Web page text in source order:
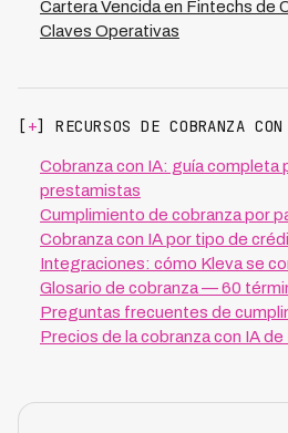
Cartera Vencida en Fintechs de
Claves Operativas
[ +] RECURSOS DE COBRANZA
Cobranza con IA: guía completa
prestamistas
Cumplimiento de cobranza por
Cobranza con IA por tipo de
Integraciones: cómo Kleva se
Glosario de cobranza — 60
Preguntas frecuentes de
Precios de la cobranza con IA de